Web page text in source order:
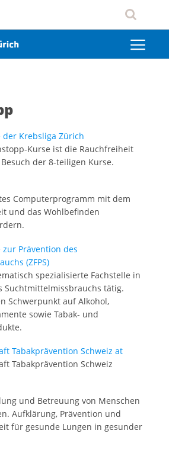
der Krebsliga Zürich
Kurse ist die Rauchfreiheit
der 8-teiligen Kurse.
Computerprogramm mit dem
und das Wohlbefinden
Prävention des
(ZFPS)
spezialisierte Fachstelle in
Suchtmittelmissbrauchs tätig.
Schwerpunkt auf Alkohol,
sowie Tabak- und
Tabakprävention Schweiz at
Tabakprävention Schweiz
und Betreuung von Menschen
Aufklärung, Prävention und
für gesunde Lungen in gesunder